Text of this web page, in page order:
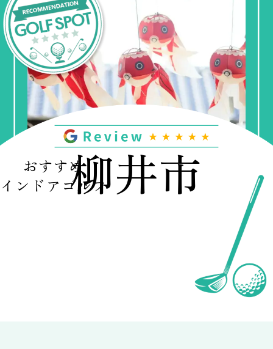
柳井市
おすすめ
インドアゴルフ